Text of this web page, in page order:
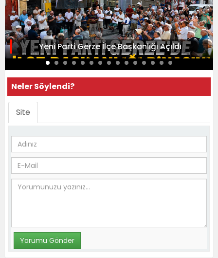
Yeni Parti Gerze İlçe Başkanlığı Açıldı
Neler Söylendi?
Site